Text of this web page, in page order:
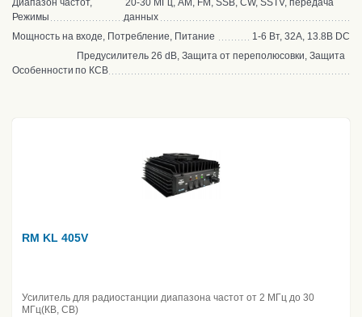
Диапазон частот,
Режимы
20-30 МГц, AM, FM, SSB, CW, SSTV, передача
данных
Мощность на входе, Потребление, Питание
1-6 Вт, 32А, 13.8В DC
Особенности
Предусилитель 26 dB, Защита от переполюсовки, Защита
по КСВ
RM KL 405V
Усилитель для радиостанции диапазона частот от 2 МГц до 30
МГц(КВ, CB)